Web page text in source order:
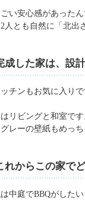
い安心感があった
人とも自然に「北出
成した家は、設
チンもお気に入り
リビングと和室で
レーの壁紙もめっ
れからこの家で
中庭でBBQがした